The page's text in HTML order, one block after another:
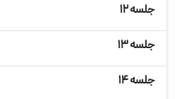
جلسه ۱۲
جلسه ۱۳
جلسه ۱۴